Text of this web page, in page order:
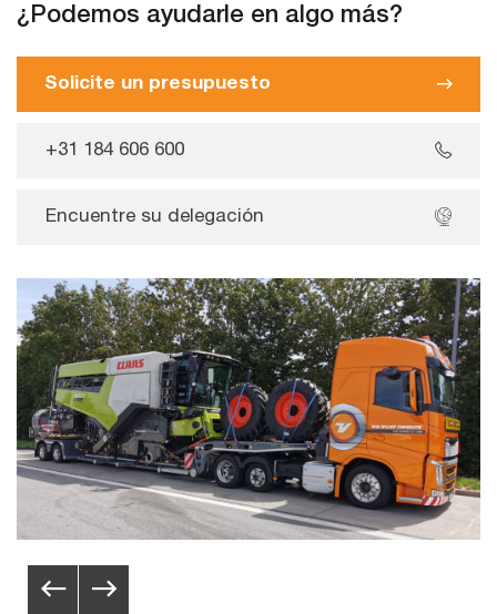
¿Podemos ayudarle en algo más?
Solicite un presupuesto
+31 184 606 600
Encuentre su delegación